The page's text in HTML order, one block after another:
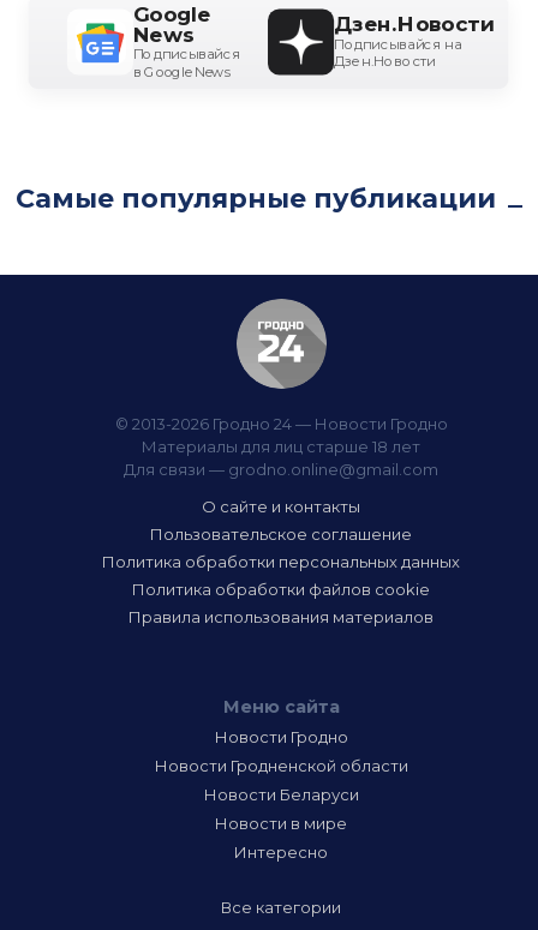
Google
News
Подписывайся
в Google News
Дзен.Новости
Подписывайся на
Дзен.Новости
Самые популярные публикации
© 2013-2026 Гродно 24 — Новости Гродно
Материалы для лиц старше 18 лет
Для связи — grodno.online@gmail.com
О сайте и контакты
Пользовательское соглашение
Политика обработки персональных данных
Политика обработки файлов cookie
Правила использования материалов
Меню сайта
Новости Гродно
Новости Гродненской области
Новости Беларуси
Новости в мире
Интересно
Все категории